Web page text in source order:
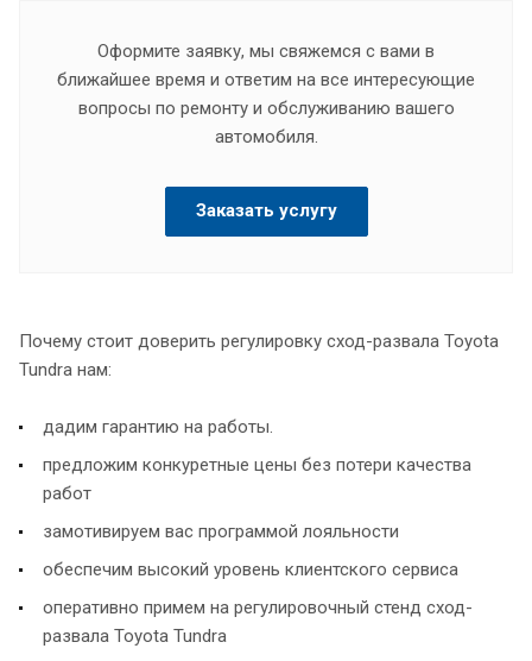
Оформите заявку, мы свяжемся с вами в
ближайшее время и ответим на все интересующие
вопросы по ремонту и обслуживанию вашего
автомобиля.
Заказать услугу
Почему стоит доверить регулировку сход-развала Toyota
Tundra нам:
дадим гарантию на работы.
предложим конкуретные цены без потери качества
работ
замотивируем вас программой лояльности
обеспечим высокий уровень клиентского сервиса
оперативно примем на регулировочный стенд сход-
развала Toyota Tundra